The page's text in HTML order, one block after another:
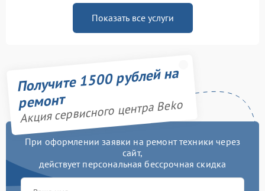
Показать все услуги
Получите 1500 рублей на
ремонт
Акция сервисного центра Beko
При оформлении заявки на ремонт техники через
сайт,
действует персональная бессрочная скидка